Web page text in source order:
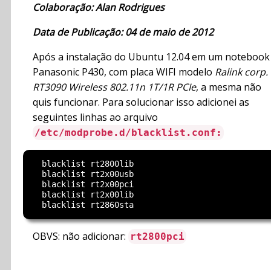
Colaboração: Alan Rodrigues
Data de Publicação: 04 de maio de 2012
Após a instalação do Ubuntu 12.04 em um notebook
Panasonic P430, com placa WIFI modelo Ralink corp.
RT3090 Wireless 802.11n 1T/1R PCIe, a mesma não
quis funcionar. Para solucionar isso adicionei as
seguintes linhas ao arquivo
/etc/modprobe.d/blacklist.conf:
  blacklist rt2800lib
  blacklist rt2x00usb
  blacklist rt2x00pci
  blacklist rt2x00lib
OBVS: não adicionar: rt2800pci